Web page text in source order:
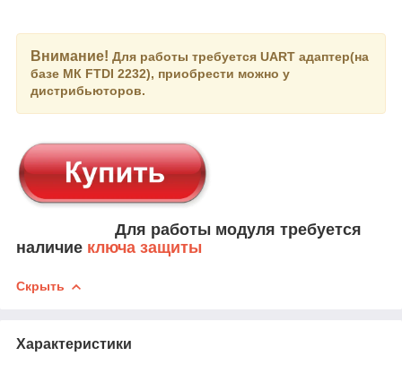
Внимание! Для работы требуется UART адаптер(на
базе МК FTDI 2232), приобрести можно у
дистрибьюторов.
Для работы модуля требуется
наличие ключа защиты
Скрыть
Характеристики